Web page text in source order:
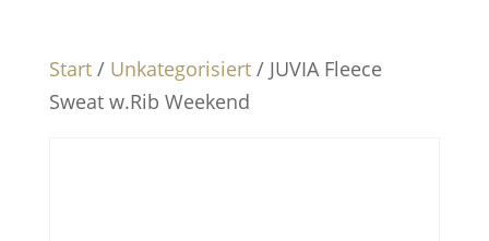
Start/ Unkategorisiert/ JUVIA Fleece
Sweat w.Rib Weekend